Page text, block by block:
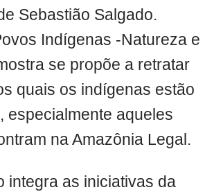
Sebastião Salgado.
Indígenas -Natureza e
se propõe a retratar
quais os indígenas estão
especialmente aqueles
na Amazônia Legal.
integra as iniciativas da